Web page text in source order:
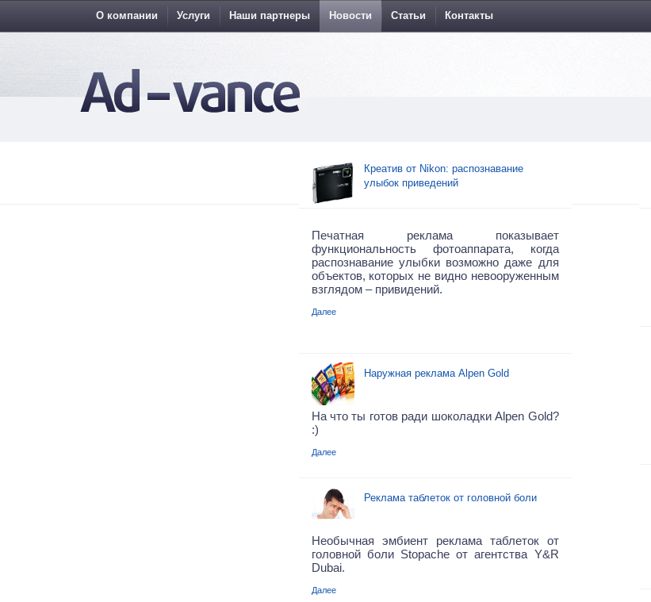
О компании Услуги Наши партнеры Новости Статьи Контакты
Креатив от Nikon: распознавание
улыбок приведений
Печатная реклама показывает
функциональность фотоаппарата, когда
распознавание улыбки возможно даже для
объектов, которых не видно невооруженным
взглядом – привидений.
Далее
Наружная реклама Alpen Gold
На что ты готов ради шоколадки Alpen Gold?
:)
Далее
Реклама таблеток от головной боли
Необычная эмбиент реклама таблеток от
головной боли Stopache от агентства Y&R
Dubai.
Далее